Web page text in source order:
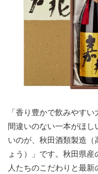
「香り豊かで飲みやす
間違いのない一本がほ
いのが、秋田酒類製造（
ょう）」です。秋田県
人たちのこだわりと最